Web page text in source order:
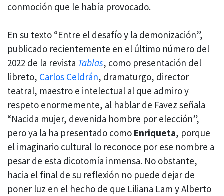
conmoción que le había provocado.
En su texto “Entre el desafío y la demonización”,
publicado recientemente en el último número del
2022 de la revista Tablas, como presentación del
libreto, Carlos Celdrán, dramaturgo, director
teatral, maestro e intelectual al que admiro y
respeto enormemente, al hablar de Favez señala
“Nacida mujer, devenida hombre por elección”,
pero ya la ha presentado como Enriqueta, porque
el imaginario cultural lo reconoce por ese nombre a
pesar de esta dicotomía inmensa. No obstante,
hacia el final de su reflexión no puede dejar de
poner luz en el hecho de que Liliana Lam y Alberto